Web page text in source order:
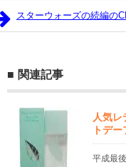
スターウォーズの続編の
関連記事
人気レ
トデ
平成最